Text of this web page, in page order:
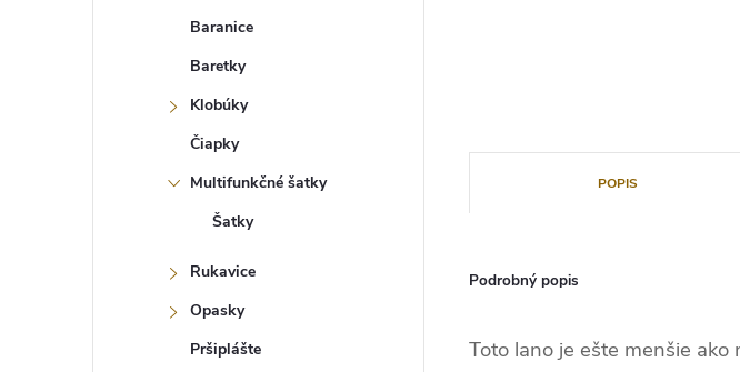
Baranice
Baretky
Klobúky
Čiapky
Multifunkčné šatky
Šatky
Rukavice
Opasky
Pršiplášte
POPIS
Podrobný popis
Toto lano je ešte menšie